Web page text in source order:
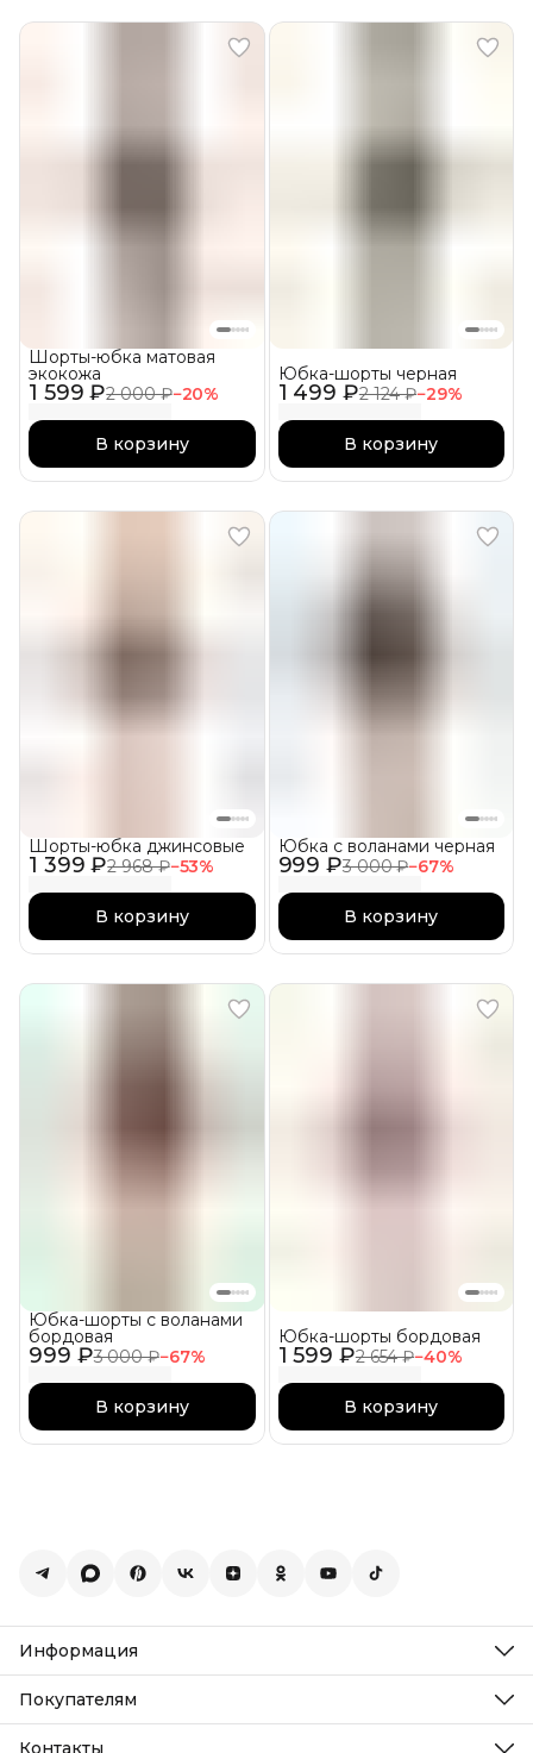
1 599 ₽2 000 ₽−20%
Шорты-юбка матовая
экокожа
В корзину
1 499 ₽2 124 ₽−29%
Юбка-шорты черная
В корзину
1 399 ₽2 968 ₽−53%
Шорты-юбка джинсовые
В корзину
999 ₽3 000 ₽−67%
Юбка с воланами черная
В корзину
999 ₽3 000 ₽−67%
Юбка-шорты с воланами
бордовая
В корзину
1 599 ₽2 654 ₽−40%
Юбка-шорты бордовая
В корзину
Информация
О нас
Контакты
Стать амбассадором
Покупателям
Оплата
Доставка
Контакты